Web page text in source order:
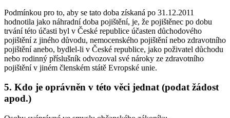
Podmínkou pro to, aby se tato doba získaná po 31.12.2011
hodnotila jako náhradní doba pojištění, je, že pojištěnec po dobu
trvání této účasti byl v České republice účasten důchodového
pojištění z jiného důvodu, nemocenského pojištění nebo zdravotního
pojištění anebo, bydlel-li v České republice, jako poživatel důchodu
nebo rodinný příslušník odvozoval své nároky ze zdravotního
pojištění v jiném členském státě Evropské unie.
5. Kdo je oprávněn v této věci jednat (podat žádost
apod.)